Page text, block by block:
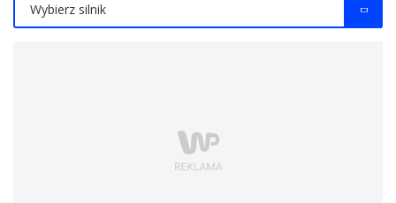
Wybierz silnik